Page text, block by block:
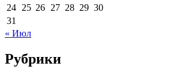
24 25 26 27 28 29 30
31
« Июл
Рубрики